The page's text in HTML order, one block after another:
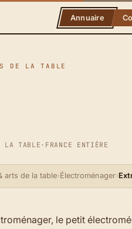
Annuaire
DE LA TABLE
TABLE · FRANCE ENTIÈRE
arts de la table›Électroménager›
le petit